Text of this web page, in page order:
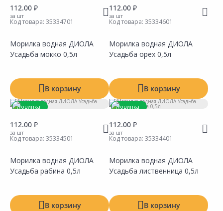
112.00 ₽
за шт
Код товара: 35334701
Морилка водная ДИОЛА
Усадьба мокко 0,5л
В корзину
112.00 ₽
за шт
Код товара: 35334601
Морилка водная ДИОЛА
Усадьба орех 0,5л
В корзину
Новинка
112.00 ₽
за шт
Код товара: 35334501
Морилка водная ДИОЛА
Усадьба рабина 0,5л
В корзину
Новинка
112.00 ₽
за шт
Код товара: 35334401
Морилка водная ДИОЛА
Усадьба лиственница 0,5л
В корзину